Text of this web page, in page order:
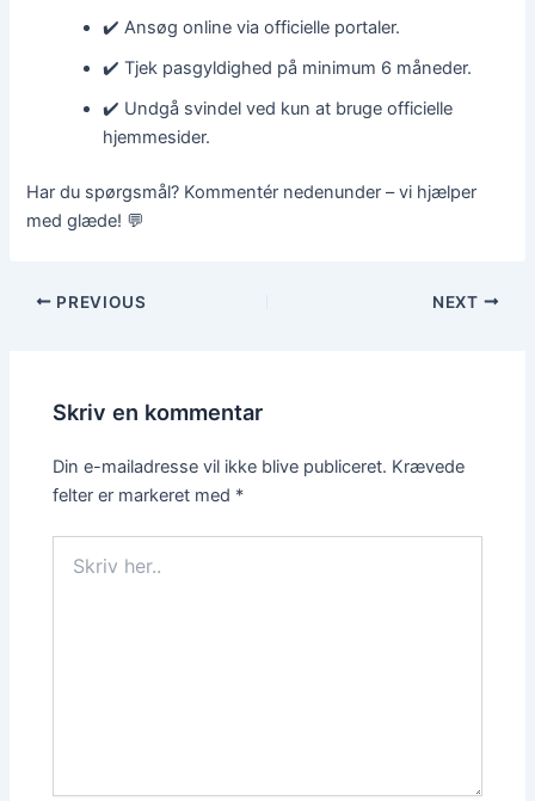
✔️ Ansøg online via officielle portaler.
✔️ Tjek pasgyldighed på minimum 6 måneder.
✔️ Undgå svindel ved kun at bruge officielle
hjemmesider.
Har du spørgsmål? Kommentér nedenunder – vi hjælper
med glæde! 💬
PREVIOUS NEXT
Skriv en kommentar
Din e-mailadresse vil ikke blive publiceret. Krævede
felter er markeret med *
her..